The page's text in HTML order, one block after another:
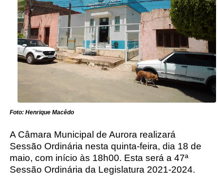
Foto: Henrique Macêdo
A Câmara Municipal de Aurora realizará
Sessão Ordinária nesta quinta-feira, dia 18 de
maio, com início às 18h00. Esta será a 47ª
Sessão Ordinária da Legislatura 2021-2024.